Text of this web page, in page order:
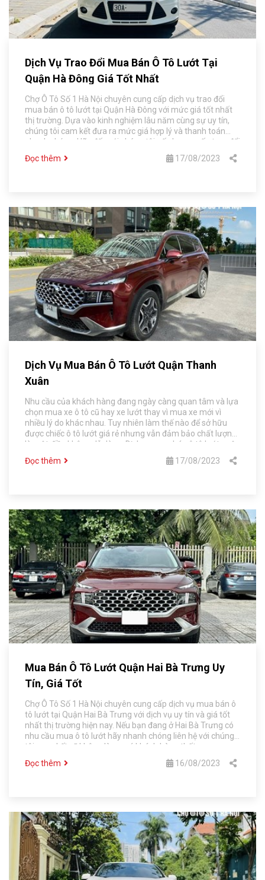
Dịch Vụ Trao Đổi Mua Bán Ô Tô Lướt Tại
Quận Hà Đông Giá Tốt Nhất
Chợ Ô Tô Số 1 Hà Nội chuyên cung cấp dịch vụ trao đổi
mua bán ô tô lướt tại Quận Hà Đông với mức giá tốt nhất
thị trường. Dựa vào kinh nghiệm lâu năm cùng sự uy tín,
chúng tôi cam kết đưa ra mức giá hợp lý và thanh toán
nhanh chóng. Hãy đến với chúng tôi nếu bạn muốn trao đổi
Đọc thêm 17/08/2023
Dịch Vụ Mua Bán Ô Tô Lướt Quận Thanh
Xuân
Nhu cầu của khách hàng đang ngày càng quan tâm và lựa
chọn mua xe ô tô cũ hay xe lướt thay vì mua xe mới vì
nhiều lý do khác nhau. Tuy nhiên làm thế nào để sở hữu
được chiếc ô tô lướt giá rẻ nhưng vẫn đảm bảo chất lượng
là một điều không dễ dàng. Dịch vụ mua bán ô tô lướt quận
Thanh Xuân tại Chợ Ô Tô Số 1 Hà Nội sẽ giúp khách hàng
giải quyết những vấn đề về mua bán xe.
Đọc thêm 17/08/2023
Mua Bán Ô Tô Lướt Quận Hai Bà Trưng Uy
Tín, Giá Tốt
Chợ Ô Tô Số 1 Hà Nội chuyên cung cấp dịch vụ mua bán ô
tô lướt tại Quận Hai Bà Trưng với dịch vụ uy tín và giá tốt
nhất thị trường hiện nay. Nếu bạn đang ở Hai Bà Trưng có
nhu cầu mua ô tô lướt hãy nhanh chóng liên hệ với chúng
tôi, cam kết sẽ không làm quý khách hàng thất vọng.
Đọc thêm
16/08/2023